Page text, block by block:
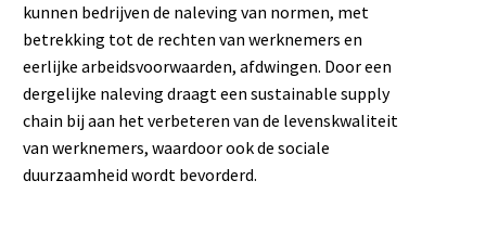
kunnen bedrijven de naleving van normen, met
betrekking tot de rechten van werknemers en
eerlijke arbeidsvoorwaarden, afdwingen. Door een
dergelijke naleving draagt een sustainable supply
chain bij aan het verbeteren van de levenskwaliteit
van werknemers, waardoor ook de sociale
duurzaamheid wordt bevorderd.